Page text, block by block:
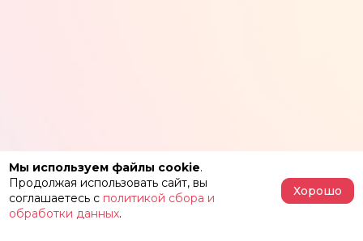
Мы используем файлы cookie.
Продолжая использовать сайт, вы
соглашаетесь с политикой сбора и
обработки данных.
Хорошо